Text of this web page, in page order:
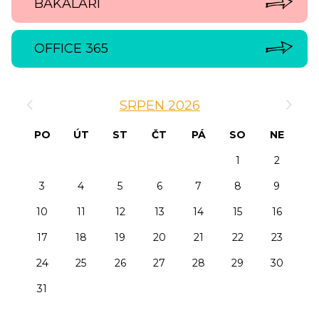
BAKALÁŘI
OFFICE 365
SRPEN 2026
PO ÚT ST ČT PÁ SO
NE
1
2
3
4 5 6 7 8
9
10
11 12 13 14 15
16
17
18 19 20 21 22
23
24
25 26 27 28 29
30
31